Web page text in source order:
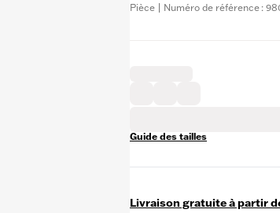
Pièce | Numéro de référence :
Guide des tailles
Livraison gratuite à partir